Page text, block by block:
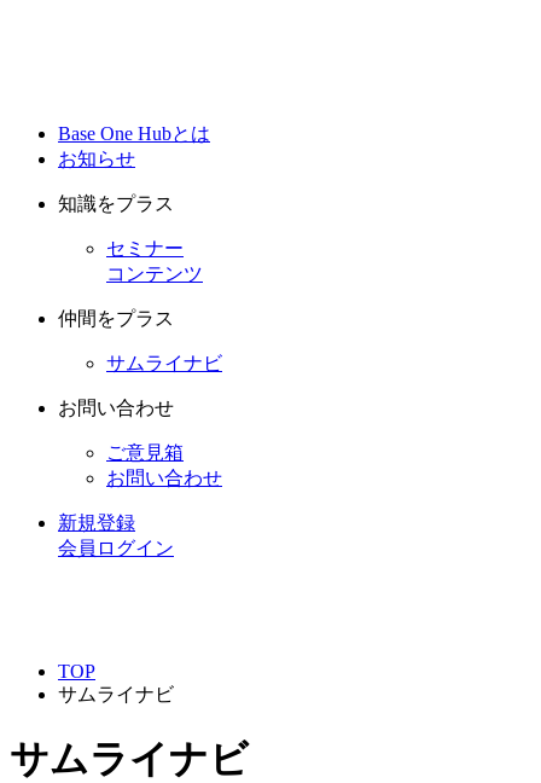
Base One Hubとは
お知らせ
知識をプラス
セミナー
コンテンツ
仲間をプラス
サムライナビ
お問い合わせ
ご意見箱
お問い合わせ
新規登録
会員ログイン
TOP
サムライナビ
サムライナビ